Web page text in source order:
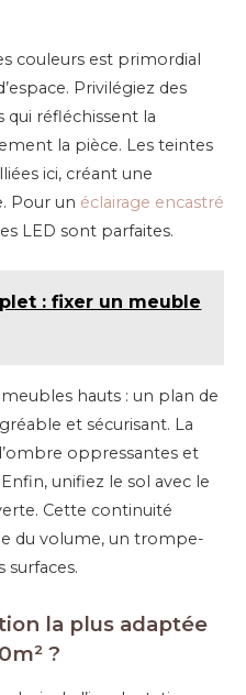
couleurs est primordial
Privilégiez des
qui réfléchissent la
la pièce. Les teintes
ici, créant une
Pour un éclairage encastré
LED sont parfaites.
: fixer un meuble
hauts : un plan de
et sécurisant. La
oppressantes et
unifiez le sol avec le
Cette continuité
du volume, un trompe-
surfaces.
la plus adaptée
?